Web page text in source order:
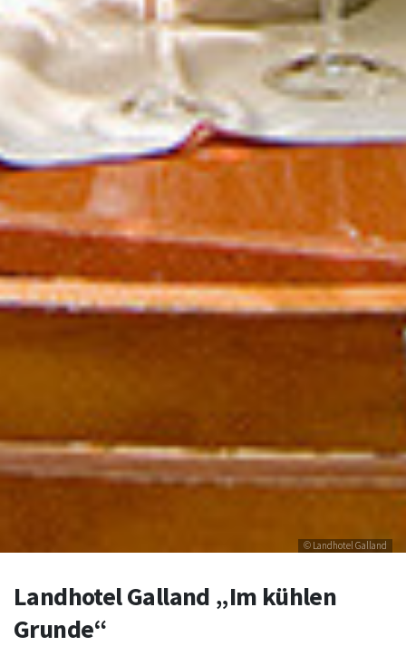
© Landhotel Galland
Landhotel Galland „Im kühlen
Grunde“